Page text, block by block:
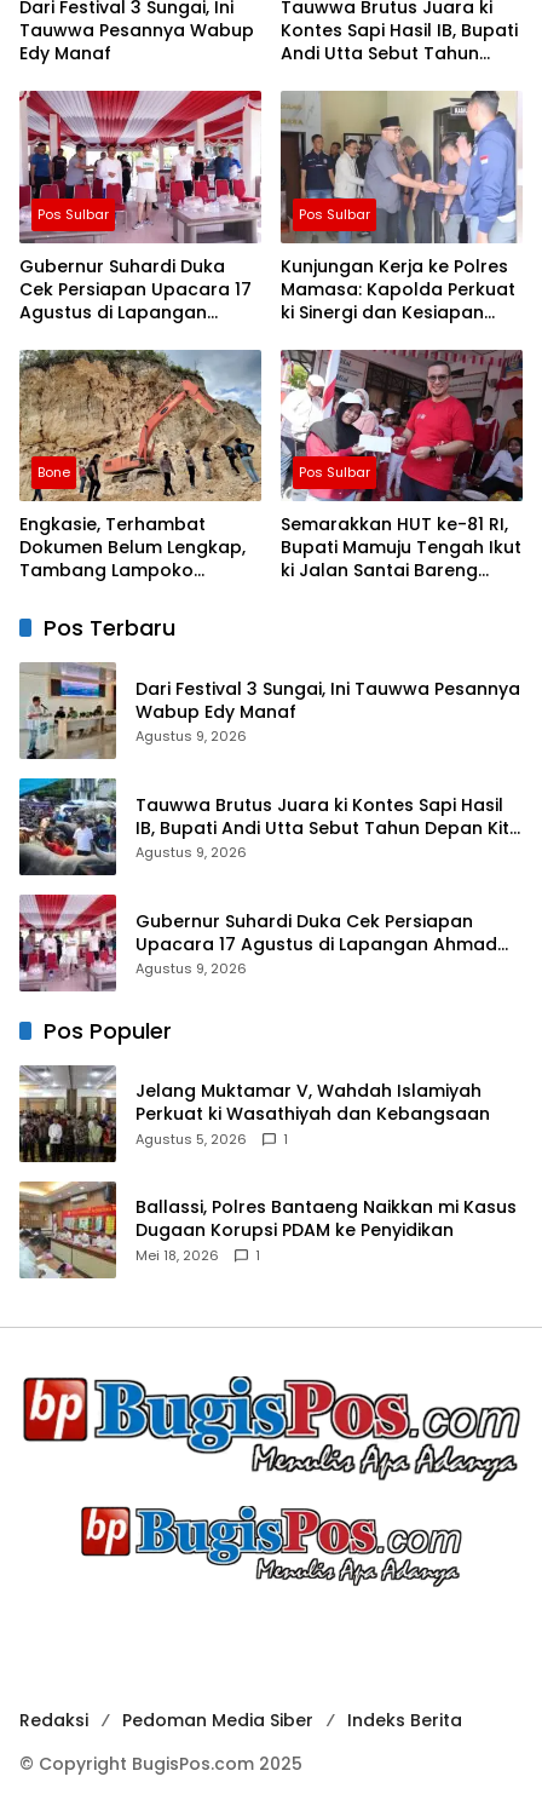
Dari Festival 3 Sungai, Ini
Tauwwa Pesannya Wabup
Edy Manaf
Tauwwa Brutus Juara ki
Kontes Sapi Hasil IB, Bupati
Andi Utta Sebut Tahun
Lebih Besar
Pos Sulbar
Gubernur Suhardi Duka
Cek Persiapan Upacara 17
Agustus di Lapangan
Persen
Pos Sulbar
Kunjungan Kerja ke Polres
Mamasa: Kapolda Perkuat
ki Sinergi dan Kesiapan
Wilayah
Bone
Engkasie, Terhambat
Dokumen Belum Lengkap,
Tambang Lampoko
Tidak Operasional
Pos Sulbar
Semarakkan HUT ke-81 RI,
Bupati Mamuju Tengah Ikut
ki Jalan Santai Bareng
Pos Terbaru
Dari Festival 3 Sungai, Ini Tauwwa Pesannya
Wabup Edy Manaf
Agustus 9, 2026
Tauwwa Brutus Juara ki Kontes Sapi Hasil
IB, Bupati Andi Utta Sebut Tahun Depan Kita
Bikin Skala Lebih Besar
Agustus 9, 2026
Gubernur Suhardi Duka Cek Persiapan
Upacara 17 Agustus di Lapangan Ahmad
Kirang, Capai 80 Persen
Agustus 9, 2026
Pos Populer
Jelang Muktamar V, Wahdah Islamiyah
Perkuat ki Wasathiyah dan Kebangsaan
Agustus 5, 2026 1
Ballassi, Polres Bantaeng Naikkan mi Kasus
Dugaan Korupsi PDAM ke Penyidikan
Mei 18, 2026 1
Redaksi Pedoman Media Siber
Indeks Berita
© Copyright BugisPos.com 2025